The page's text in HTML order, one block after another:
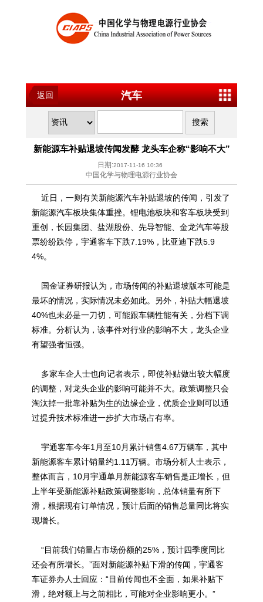
返回 汽车
新能源车补贴退坡传闻发酵 龙头车企称“影响不大”
日期:2017-11-16 10:36
中国化学与物理电源行业协会
近日，一则有关新能源汽车补贴退坡的传闻，引发了
新能源汽车板块集体重挫。锂电池板块和客车板块受到
重创，长园集团、盐湖股份、先导智能、金龙汽车等股
票纷纷跌停，宇通客车下跌7.19%，比亚迪下跌5.9
4%。
国金证券研报认为，市场传闻的补贴退坡版本可能是
最坏的情况，实际情况未必如此。另外，补贴大幅退坡
40%也未必是一刀切，可能跟车辆性能有关，分档下调
标准。分析认为，该事件对行业的影响不大，龙头企业
有望强者恒强。
多家车企人士也向记者表示，即使补贴做出较大幅度
的调整，对龙头企业的影响可能并不大。政策调整只会
淘汰掉一批靠补贴为生的边缘企业，优质企业则可以通
过提升技术标准进一步扩大市场占有率。
宇通客车今年1月至10月累计销售4.67万辆车，其中
新能源客车累计销量约1.11万辆。市场分析人士表示，
整体而言，10月宇通单月新能源客车销售是正增长，但
上半年受新能源补贴政策调整影响，总体销量有所下
滑，根据现有订单情况，预计后面的销售总量同比将实
现增长。
“目前我们销量占市场份额的25%，预计四季度同比
还会有所增长。”面对新能源补贴下滑的传闻，宇通客
车证券办人士回应：“目前传闻也不全面，如果补贴下
滑，绝对额上与之前相比，可能对企业影响更小。”